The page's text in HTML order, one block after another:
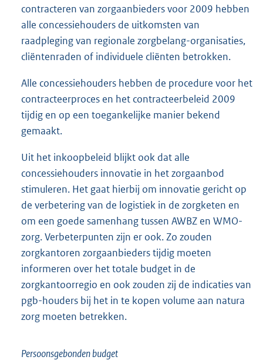
contracteren van zorgaanbieders voor 2009 hebben
alle concessiehouders de uitkomsten van
raadpleging van regionale zorgbelang-organisaties,
cliëntenraden of individuele cliënten betrokken.
Alle concessiehouders hebben de procedure voor het
contracteerproces en het contracteerbeleid 2009
tijdig en op een toegankelijke manier bekend
gemaakt.
Uit het inkoopbeleid blijkt ook dat alle
concessiehouders innovatie in het zorgaanbod
stimuleren. Het gaat hierbij om innovatie gericht op
de verbetering van de logistiek in de zorgketen en
om een goede samenhang tussen AWBZ en WMO-
zorg. Verbeterpunten zijn er ook. Zo zouden
zorgkantoren zorgaanbieders tijdig moeten
informeren over het totale budget in de
zorgkantoorregio en ook zouden zij de indicaties van
pgb-houders bij het in te kopen volume aan natura
zorg moeten betrekken.
Persoonsgebonden budget